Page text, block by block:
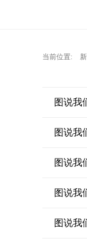
当前位置:
图说我
图说我
图说我
图说我
图说我